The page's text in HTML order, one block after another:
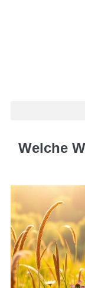
Welche